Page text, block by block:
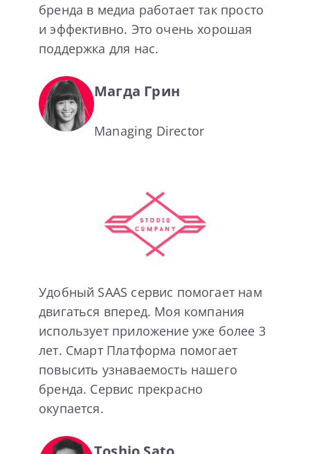
бренда в медиа работает так просто
и эффективно. Это очень хорошая
поддержка для нас.
Магда Грин
Managing Director
Удобный SAAS сервис помогает нам
двигаться вперед. Моя компания
использует приложение уже более 3
лет. Смарт Платформа помогает
повысить узнаваемость нашего
бренда. Сервис прекрасно
окупается.